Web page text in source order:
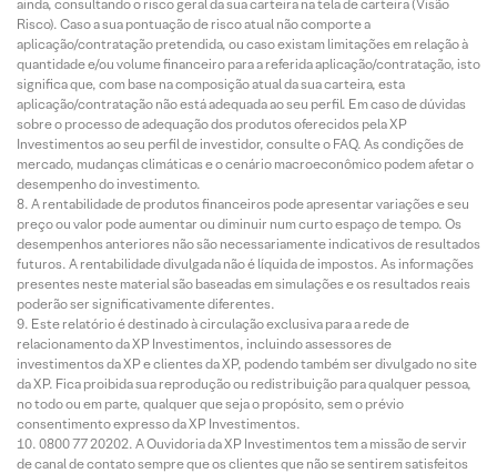
ainda, consultando o risco geral da sua carteira na tela de carteira (Visão
Risco). Caso a sua pontuação de risco atual não comporte a
aplicação/contratação pretendida, ou caso existam limitações em relação à
quantidade e/ou volume financeiro para a referida aplicação/contratação, isto
significa que, com base na composição atual da sua carteira, esta
aplicação/contratação não está adequada ao seu perfil. Em caso de dúvidas
sobre o processo de adequação dos produtos oferecidos pela XP
Investimentos ao seu perfil de investidor, consulte o FAQ. As condições de
mercado, mudanças climáticas e o cenário macroeconômico podem afetar o
desempenho do investimento.
A rentabilidade de produtos financeiros pode apresentar variações e seu
preço ou valor pode aumentar ou diminuir num curto espaço de tempo. Os
desempenhos anteriores não são necessariamente indicativos de resultados
futuros. A rentabilidade divulgada não é líquida de impostos. As informações
presentes neste material são baseadas em simulações e os resultados reais
poderão ser significativamente diferentes.
Este relatório é destinado à circulação exclusiva para a rede de
relacionamento da XP Investimentos, incluindo assessores de
investimentos da XP e clientes da XP, podendo também ser divulgado no site
da XP. Fica proibida sua reprodução ou redistribuição para qualquer pessoa,
no todo ou em parte, qualquer que seja o propósito, sem o prévio
consentimento expresso da XP Investimentos.
0800 77 20202. A Ouvidoria da XP Investimentos tem a missão de servir
de canal de contato sempre que os clientes que não se sentirem satisfeitos